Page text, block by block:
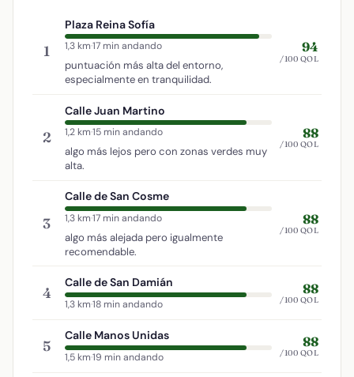
1
Plaza Reina Sofía
1,3 km·17 min andando
puntuación más alta del entorno,
especialmente en tranquilidad.
94
/100 QOL
2
Calle Juan Martino
1,2 km·15 min andando
algo más lejos pero con zonas verdes muy
alta.
88
/100 QOL
3
Calle de San Cosme
1,3 km·17 min andando
algo más alejada pero igualmente
recomendable.
88
/100 QOL
4
Calle de San Damián
1,3 km·18 min andando
88
/100 QOL
5
Calle Manos Unidas
1,5 km·19 min andando
88
/100 QOL